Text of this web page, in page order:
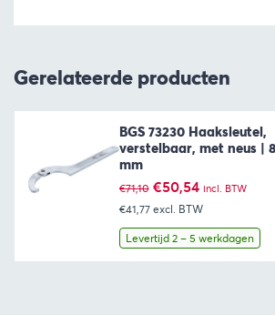
Gerelateerde producten
BGS 73230 Haaksleutel,
verstelbaar, met neus |
mm
€71,10 Oorspronkelijke
prijs
was:
€71,10.
€50,54Huidige
prijs
is:
€50,54.
incl. BTW
€41,77 excl. BTW
Levertijd 2 – 5 werkdagen